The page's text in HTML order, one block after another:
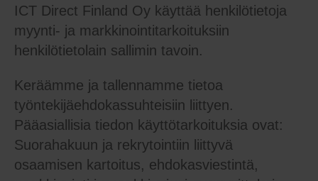
ICT Direct Finland Oy käyttää henkilötietoja
myynti- ja markkinointitarkoituksiin
henkilötietolain sallimin tavoin.
Keräämme ja tallennamme tietoa
työntekijäehdokassuhteisiin liittyen.
Pääasiallisia tiedon käyttötarkoituksia ovat:
Suorahakuun ja rekrytointiin liittyvä
osaamisen kartoitus, ehdokasviestintä,